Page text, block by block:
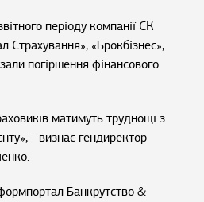
періоду компанії СК
Страхування», «Брокбізнес»,
погіршення фінансового
матимуть труднощі з
- визнає гендиректор
Банкрутство &